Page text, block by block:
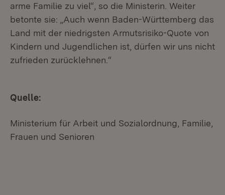
arme Familie zu viel“, so die Ministerin. Weiter
betonte sie: „Auch wenn Baden-Württemberg das
Land mit der niedrigsten Armutsrisiko-Quote von
Kindern und Jugendlichen ist, dürfen wir uns nicht
zufrieden zurücklehnen.“
Quelle:
Ministerium für Arbeit und Sozialordnung, Familie,
Frauen und Senioren